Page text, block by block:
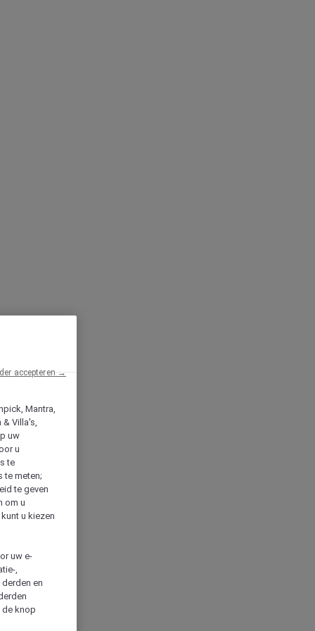
Mantra,
& Villa's,
uw
u
te
te meten;
te geven
om u
u kiezen
uw e-
,
en
de knop
accepteren →